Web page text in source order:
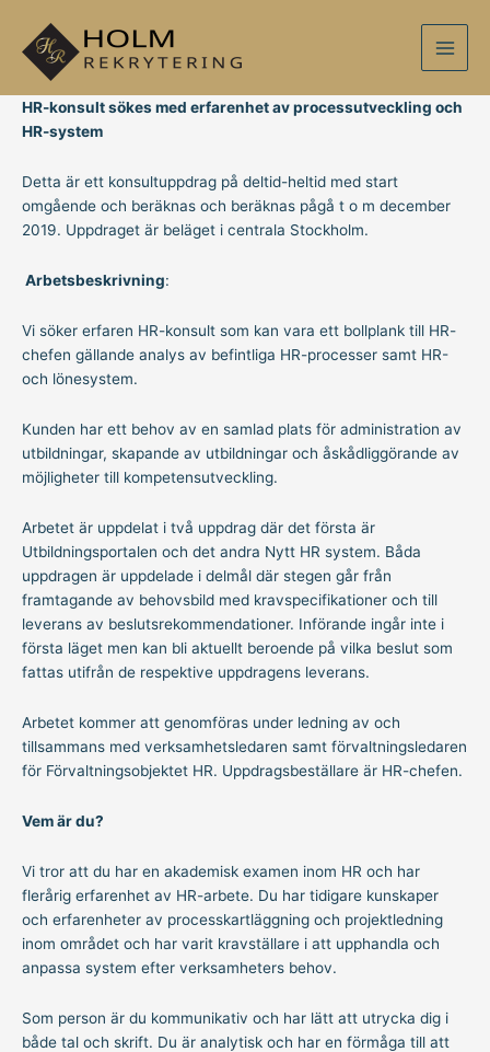
innehåll
Main
HR-konsult sökes med erfarenhet av processutveckling och
HR-system
Detta är ett konsultuppdrag på deltid-heltid med start
omgående och beräknas och beräknas pågå t o m december
2019. Uppdraget är beläget i centrala Stockholm.
Arbetsbeskrivning:
Vi söker erfaren HR-konsult som kan vara ett bollplank till HR-
chefen gällande analys av befintliga HR-processer samt HR-
och lönesystem.
Kunden har ett behov av en samlad plats för administration av
utbildningar, skapande av utbildningar och åskådliggörande av
möjligheter till kompetensutveckling.
Arbetet är uppdelat i två uppdrag där det första är
Utbildningsportalen och det andra Nytt HR system. Båda
uppdragen är uppdelade i delmål där stegen går från
framtagande av behovsbild med kravspecifikationer och till
leverans av beslutsrekommendationer. Införande ingår inte i
första läget men kan bli aktuellt beroende på vilka beslut som
fattas utifrån de respektive uppdragens leverans.
Arbetet kommer att genomföras under ledning av och
tillsammans med verksamhetsledaren samt förvaltningsledaren
för Förvaltningsobjektet HR. Uppdragsbeställare är HR-chefen.
Vem är du?
Vi tror att du har en akademisk examen inom HR och har
flerårig erfarenhet av HR-arbete. Du har tidigare kunskaper
och erfarenheter av processkartläggning och projektledning
inom området och har varit kravställare i att upphandla och
anpassa system efter verksamheters behov.
Som person är du kommunikativ och har lätt att utrycka dig i
både tal och skrift. Du är analytisk och har en förmåga till att